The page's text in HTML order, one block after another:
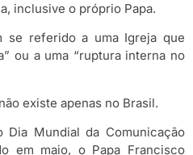
inclusive o próprio Papa.
se referido a uma Igreja que
ou a uma “ruptura interna no
existe apenas no Brasil.
Dia Mundial da Comunicação
em maio, o Papa Francisco